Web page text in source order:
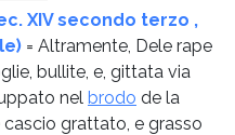
XIV secondo terzo ,
= Altramente, Dele rape
bullite, e, gittata via
nel brodo de la
grattato, e grasso